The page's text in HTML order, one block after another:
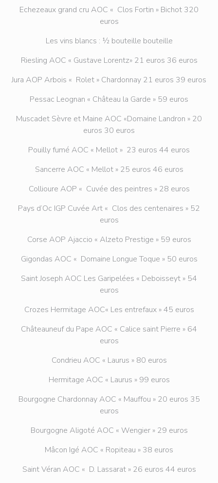
Echezeaux grand cru AOC « Clos Fortin » Bichot 320
euros
Les vins blancs : ½ bouteille bouteille
Riesling AOC « Gustave Lorentz» 21 euros 36 euros
Jura AOP Arbois « Rolet » Chardonnay 21 euros 39 euros
Pessac Leognan « Château la Garde » 59 euros
Muscadet Sèvre et Maine AOC «Domaine Landron » 20
euros 30 euros
Pouilly fumé AOC « Mellot » 23 euros 44 euros
Sancerre AOC « Mellot » 25 euros 46 euros
Collioure AOP « Cuvée des peintres » 28 euros
Pays d’Oc IGP Cuvée Art « Clos des centenaires » 52
euros
Corse AOP Ajaccio « Alzeto Prestige » 59 euros
Gigondas AOC « Domaine Longue Toque » 50 euros
Saint Joseph AOC Les Garipelées « Deboisseyt » 54
euros
Crozes Hermitage AOC« Les entrefaux » 45 euros
Châteauneuf du Pape AOC « Calice saint Pierre » 64
euros
Condrieu AOC « Laurus » 80 euros
Hermitage AOC « Laurus » 99 euros
Bourgogne Chardonnay AOC « Mauffou » 20 euros 35
euros
Bourgogne Aligoté AOC « Wengier » 29 euros
Mâcon Igé AOC « Ropiteau » 38 euros
Saint Véran AOC « D. Lassarat » 26 euros 44 euros